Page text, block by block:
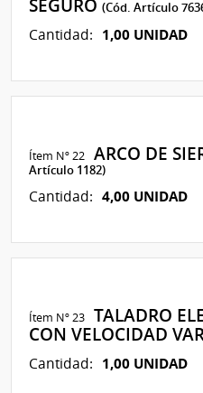
SEGURO(Cód. Artículo
Cantidad: 1,00 UNIDAD
Ítem Nº 22 ARCO DE
Artículo 1182)
Cantidad: 4,00 UNIDAD
Ítem Nº 23 TALADRO
CON VELOCIDAD
Cantidad: 1,00 UNIDAD